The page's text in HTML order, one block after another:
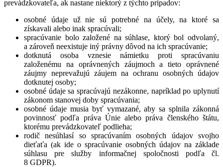
prevádzkovateľa, ak nastane niektorý z týchto prípadov:
osobné údaje už nie sú potrebné na účely, na ktoré sa
získavali alebo inak spracúvali;
spracúvanie bolo založené na súhlase, ktorý bol odvolaný,
a zároveň neexistuje iný právny dôvod na ich spracúvanie;
dotknutá osoba vznesie námietku proti spracúvaniu
založenému na oprávnených záujmoch a tieto oprávnené
záujmy neprevažujú záujem na ochranu osobných údajov
dotknutej osoby;
osobné údaje sa spracúvajú nezákonne, napríklad po uplynutí
zákonom stanovej doby spracúvania;
osobné údaje musia byť vymazané, aby sa splnila zákonná
povinnosť podľa práva Únie alebo práva členského štátu,
ktorému prevádzkovateľ podlieha;
rodič nesúhlasí so spracúvaním osobných údajov svojho
dieťaťa (ak ide o spracúvanie osobných údajov na základe
súhlasu pre služby informačnej spoločnosti podľa čl.
8 GDPR).